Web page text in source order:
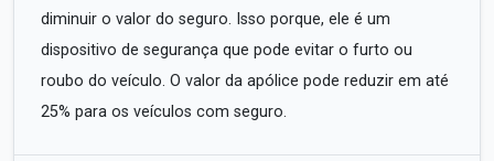
diminuir o valor do seguro. Isso porque, ele é um
dispositivo de segurança que pode evitar o furto ou
roubo do veículo. O valor da apólice pode reduzir em até
25% para os veículos com seguro.